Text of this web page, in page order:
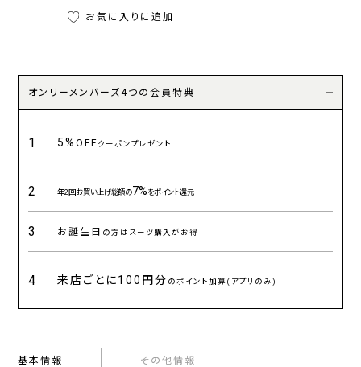
お気に入りに追加
オンリーメンバーズ4つの会員特典
1 5%OFFクーポンプレゼント
2 年2回お買い上げ総額の7%をポイント還元
3 お誕生日 の方はスーツ購入がお得
4 来店ごとに100円分 のポイント加算(アプリのみ)
基本情報 その他情報